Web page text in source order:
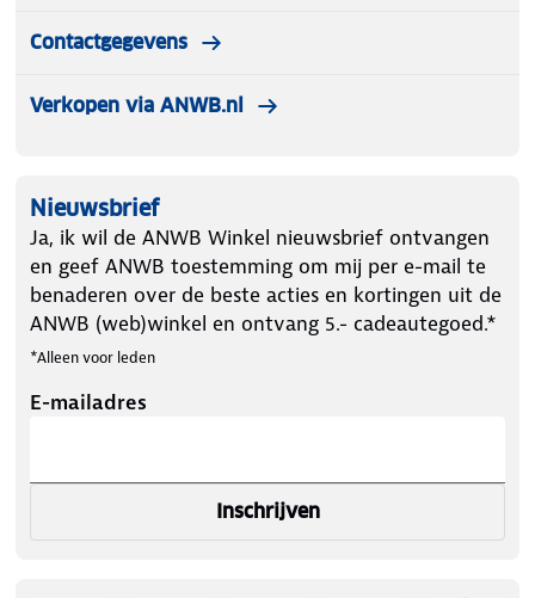
Contactgegevens
Verkopen via ANWB.nl
Nieuwsbrief
Ja, ik wil de ANWB Winkel nieuwsbrief ontvangen
en geef ANWB toestemming om mij per e-mail te
benaderen over de beste acties en kortingen uit de
ANWB (web)winkel en ontvang 5.- cadeautegoed.*
*Alleen voor leden
E-mailadres
Inschrijven